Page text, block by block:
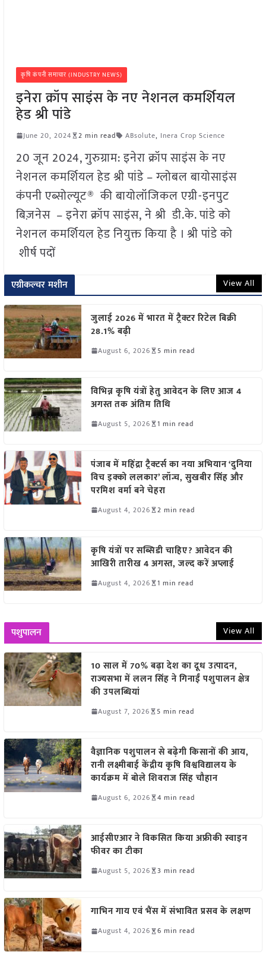
कृषि कंपनी समाचार (INDUSTRY NEWS)
इनेरा क्रॉप साइंस के नए नेशनल कमर्शियल
हेड श्री पांडे
June 20, 2024 2 min read ABsolute, Inera Crop Science
20 जून 2024, गुरुग्राम: इनेरा क्रॉप साइंस के नए
नेशनल कमर्शियल हेड श्री पांडे – ग्लोबल बायोसाइंस
कंपनी एब्सोल्यूट® की बायोलॉजिकल एग्री-इनपुट
बिज़नेस – इनेरा क्रॉप साइंस, ने श्री डी.के. पांडे को
नेशनल कमर्शियल हेड नियुक्त किया है । श्री पांडे को
शीर्ष पदों
एग्रीकल्चर मशीन View All
जुलाई 2026 में भारत में ट्रैक्टर रिटेल बिक्री
28.1% बढ़ी
August 6, 2026 5 min read
विभिन्न कृषि यंत्रों हेतु आवेदन के लिए आज 4
अगस्त तक अंतिम तिथि
August 5, 2026 1 min read
पंजाब में महिंद्रा ट्रैक्टर्स का नया अभियान ‘दुनिया
विच इक्को ललकार’ लॉन्च, सुखबीर सिंह और
परमिश वर्मा बने चेहरा
August 4, 2026 2 min read
कृषि यंत्रों पर सब्सिडी चाहिए? आवेदन की
आखिरी तारीख 4 अगस्त, जल्द करें अप्लाई
August 4, 2026 1 min read
पशुपालन View All
10 साल में 70% बढ़ा देश का दूध उत्पादन,
राज्यसभा में ललन सिंह ने गिनाईं पशुपालन क्षेत्र
की उपलब्धियां
August 7, 2026 5 min read
वैज्ञानिक पशुपालन से बढ़ेगी किसानों की आय,
रानी लक्ष्मीबाई केंद्रीय कृषि विश्वविद्यालय के
कार्यक्रम में बोले शिवराज सिंह चौहान
August 6, 2026 4 min read
आईसीएआर ने विकसित किया अफ्रीकी स्वाइन
फीवर का टीका
August 5, 2026 3 min read
गाभिन गाय एवं भैंस में संभावित प्रसव के लक्षण
August 4, 2026 6 min read